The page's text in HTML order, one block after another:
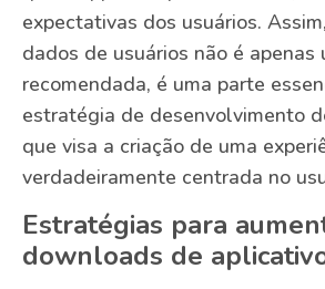
expectativas dos usuários.
dados de usuários não é apenas
recomendada, é uma parte
estratégia de desenvolvimento
que visa a criação de uma
verdadeiramente centrada no
Estratégias para
downloads de